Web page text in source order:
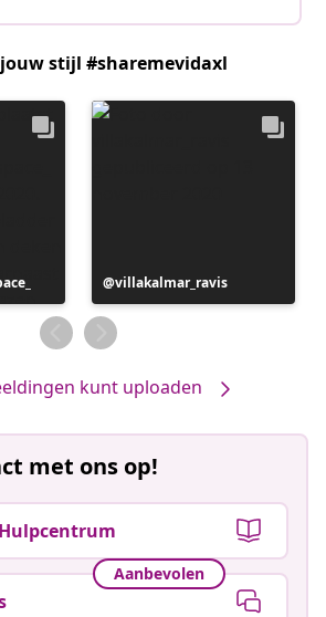
stijl #sharemevidaxl
Bericht
gepubliceerd
door
villakalmar_ravis
kunt uploaden
met ons op!
Aanbevolen